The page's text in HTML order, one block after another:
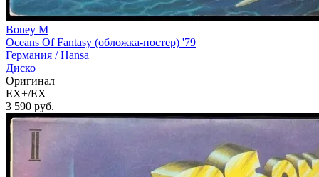
Boney M
Oceans Of Fantasy (обложка-постер) '79
Германия /Hansa
Диско
Оригинал
EX+/EX
3 590 руб.